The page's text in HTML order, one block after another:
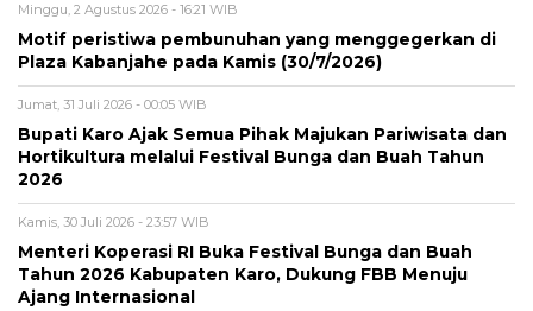
Minggu, 2 Agustus 2026 - 16:21 WIB
Motif peristiwa pembunuhan yang menggegerkan di
Plaza Kabanjahe pada Kamis (30/7/2026)
Jumat, 31 Juli 2026 - 00:05 WIB
Bupati Karo Ajak Semua Pihak Majukan Pariwisata dan
Hortikultura melalui Festival Bunga dan Buah Tahun
2026
Kamis, 30 Juli 2026 - 23:57 WIB
Menteri Koperasi RI Buka Festival Bunga dan Buah
Tahun 2026 Kabupaten Karo, Dukung FBB Menuju
Ajang Internasional